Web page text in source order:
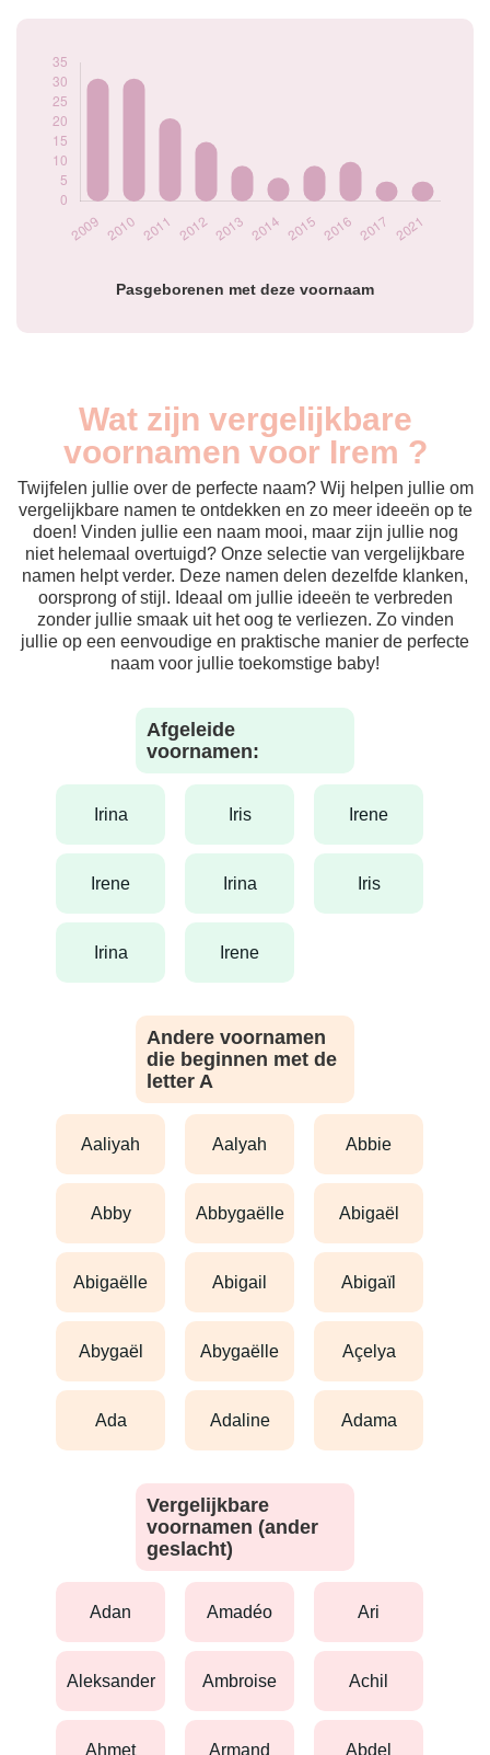
Pasgeborenen met deze voornaam
Popularité du
prénom Irem par
année
Wat zijn vergelijkbare
voornamen voor Irem ?
Twijfelen jullie over de perfecte naam? Wij helpen jullie om
vergelijkbare namen te ontdekken en zo meer ideeën op te
doen! Vinden jullie een naam mooi, maar zijn jullie nog
niet helemaal overtuigd? Onze selectie van vergelijkbare
namen helpt verder. Deze namen delen dezelfde klanken,
oorsprong of stijl. Ideaal om jullie ideeën te verbreden
zonder jullie smaak uit het oog te verliezen. Zo vinden
jullie op een eenvoudige en praktische manier de perfecte
naam voor jullie toekomstige baby!
Afgeleide
voornamen:
irina iris irene
irene irina iris
irina irene
Andere voornamen
die beginnen met de
letter A
aaliyah aalyah abbie
abby abbygaëlle abigaël
abigaëlle abigail abigaïl
abygaël abygaëlle açelya
ada adaline adama
Vergelijkbare
voornamen (ander
geslacht)
adan amadéo ari
aleksander ambroise achil
ahmet armand abdel